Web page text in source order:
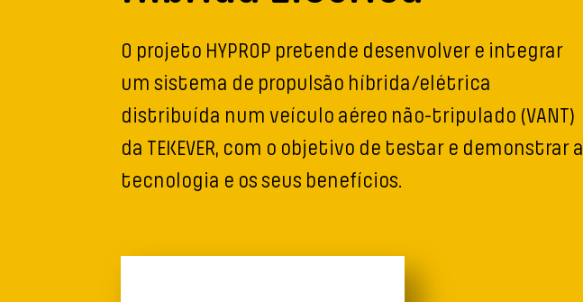
O projeto HYPROP pretende desenvolver e integrar
um sistema de propulsão híbrida/elétrica
distribuída num veículo aéreo não-tripulado (VANT)
da TEKEVER, com o objetivo de testar e demonstrar a
tecnologia e os seus benefícios.